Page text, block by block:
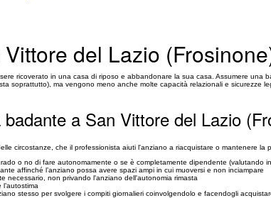
del Lazio
ricoverato in una casa di riposo e abbandonare la sua casa. Assumere una
soprattutto), ma vengono meno anche molte capacità relazionali e sicurezze
a San Vittore del Lazio
circostanze, che il professionista aiuti l'anziano a riacquistare o mantenere
o no di fare autonomamente o se è completamente dipendente (valutando
affinché l’anziano possa avere spazi ampi in cui muoversi e non inciampare
necessario, non privando l'anziano dell'autonomia rimasta
stesso per svolgere i compiti giornalieri coinvolgendolo e facendogli